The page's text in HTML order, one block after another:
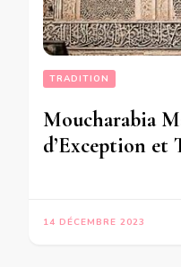
TRADITION
Moucharabia
d’Exception et
14 DÉCEMBRE 2023